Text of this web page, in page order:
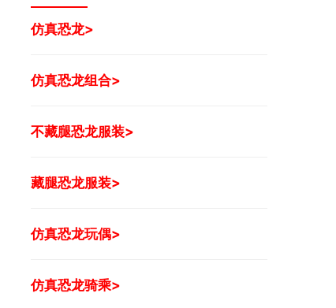
仿真恐龙>
仿真恐龙组合>
不藏腿恐龙服装>
藏腿恐龙服装>
仿真恐龙玩偶>
仿真恐龙骑乘>